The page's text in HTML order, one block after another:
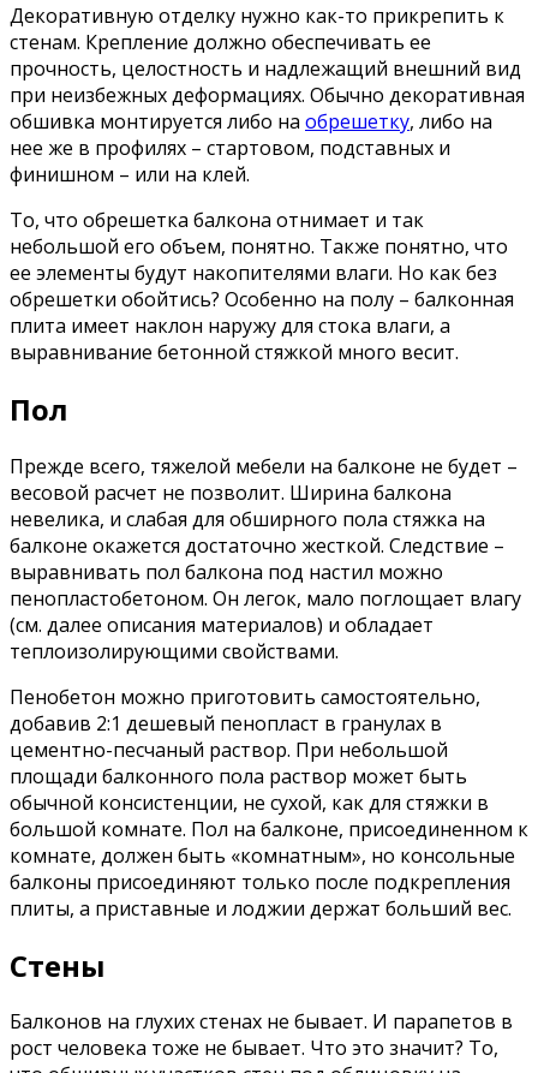
Декоративную отделку нужно как-то прикрепить к
стенам. Крепление должно обеспечивать ее
прочность, целостность и надлежащий внешний вид
при неизбежных деформациях. Обычно декоративная
обшивка монтируется либо на обрешетку, либо на
нее же в профилях – стартовом, подставных и
финишном – или на клей.
То, что обрешетка балкона отнимает и так
небольшой его объем, понятно. Также понятно, что
ее элементы будут накопителями влаги. Но как без
обрешетки обойтись? Особенно на полу – балконная
плита имеет наклон наружу для стока влаги, а
выравнивание бетонной стяжкой много весит.
Пол
Прежде всего, тяжелой мебели на балконе не будет –
весовой расчет не позволит. Ширина балкона
невелика, и слабая для обширного пола стяжка на
балконе окажется достаточно жесткой. Следствие –
выравнивать пол балкона под настил можно
пенопластобетоном. Он легок, мало поглощает влагу
(см. далее описания материалов) и обладает
теплоизолирующими свойствами.
Пенобетон можно приготовить самостоятельно,
добавив 2:1 дешевый пенопласт в гранулах в
цементно-песчаный раствор. При небольшой
площади балконного пола раствор может быть
обычной консистенции, не сухой, как для стяжки в
большой комнате. Пол на балконе, присоединенном к
комнате, должен быть «комнатным», но консольные
балконы присоединяют только после подкрепления
плиты, а приставные и лоджии держат больший вес.
Стены
Балконов на глухих стенах не бывает. И парапетов в
рост человека тоже не бывает. Что это значит? То,